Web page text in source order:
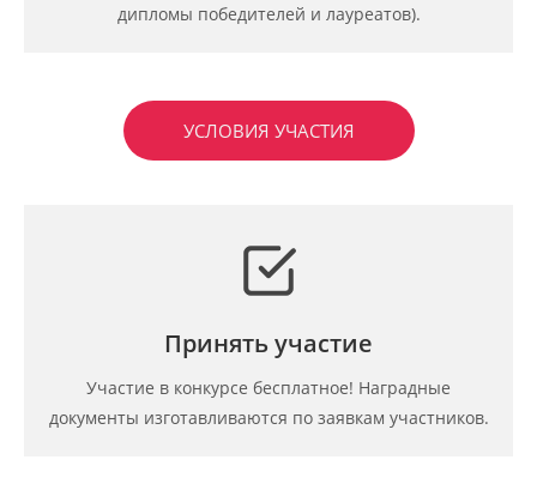
дипломы победителей и лауреатов).
УСЛОВИЯ УЧАСТИЯ
Принять участие
Участие в конкурсе бесплатное! Наградные
документы изготавливаются по заявкам участников.